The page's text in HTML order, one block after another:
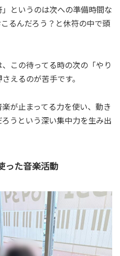
というのは次への準備時間な
るんだろう？と休符の中で頭
この待ってる時の次の「やり
えるのが苦手です。
が止まってる力を使い、動き
うという深い集中力を生み出
った音楽活動